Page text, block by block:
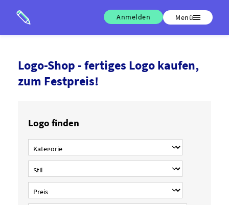
Anmelden Menü
Logo-Shop - fertiges Logo kaufen,
zum Festpreis!
Logo finden